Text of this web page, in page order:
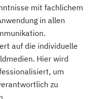
mit fachlichem
in allen
auf die individuelle
Hier wird
um
zu